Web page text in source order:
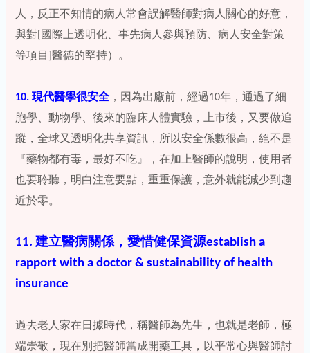
人，反正不知情的病人常會誤解醫師對病人關心的好意，
與對[國際上透明化、事先病人參與預防、病人安全對策
等項目]醫德的堅持）。
10. 現代醫學很安全，因為出廠前，經過10年，通過了細
胞學、動物學、後來的臨床人體實驗，上市後，又要做追
蹤，全球又透明化共享資訊，所以安全係數很高，絕不是
『藥物都有毒，最好不吃』，在加上醫師的說明，使用者
也要聆聽，明白注意要點，重重保護，意外就能減少到趨
近於零。
11. 建立醫病關係，愛惜健保資源establish a
rapport with a doctor & sustainability of health
insurance
過去老人家在日據時代，稱醫師為先生，也就是老師，極
端崇敬，現在別把醫師當成開藥工具，以平常心與醫師討